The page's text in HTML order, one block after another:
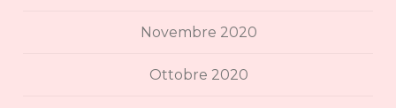
Novembre 2020
Ottobre 2020